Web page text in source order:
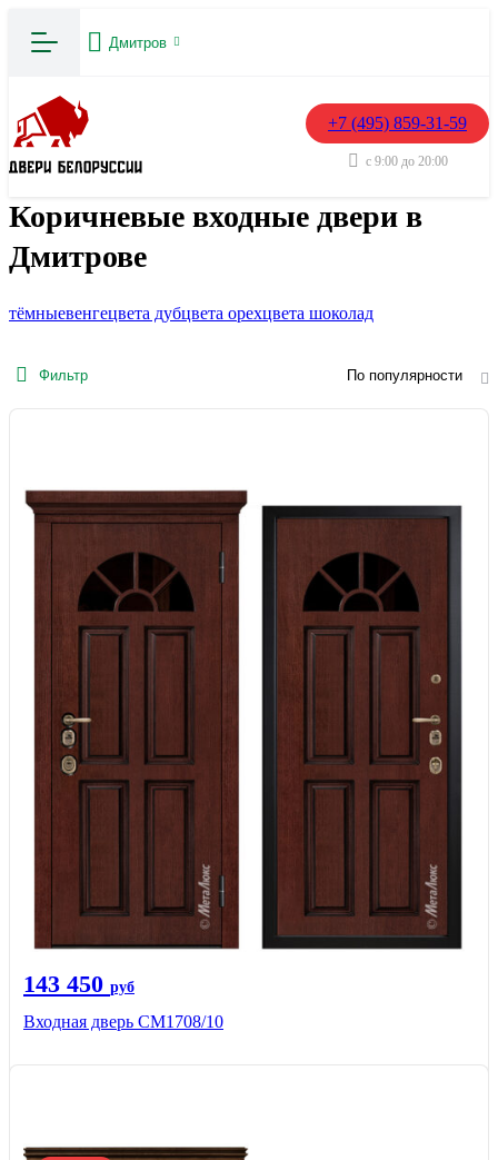
Дмитров
+7 (495) 859-31-59
с 9:00 до 20:00
Коричневые входные двери в
Дмитрове
тёмныевенгецвета дубцвета орехцвета шоколад
Фильтр По популярности
143 450 руб
Входная дверь CМ1708/10